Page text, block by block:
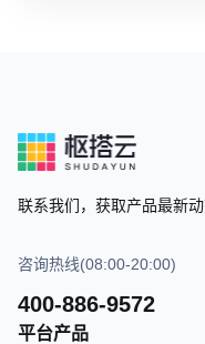
联系我们，获取产品最新
咨询热线(08:00-20:00)
400-886-9572
平台产品